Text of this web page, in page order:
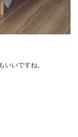
いいですね。